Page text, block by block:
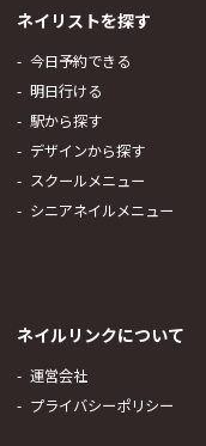
ネイリストを探す
今日予約できる
明日行ける
駅から探す
デザインから探す
スクールメニュー
シニアネイルメニュー
ネイルリンクについて
運営会社
プライバシーポリシー